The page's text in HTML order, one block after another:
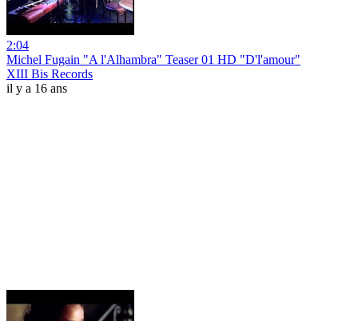
2:04
Michel Fugain "A l'Alhambra" Teaser 01 HD "D'l'amour"
XIII Bis Records
il y a 16 ans